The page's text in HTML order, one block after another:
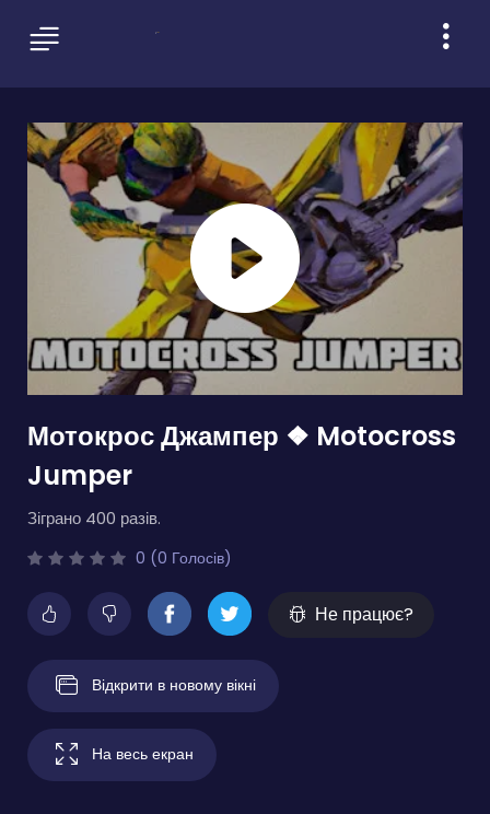
Мотокрос Джампер ❖ Motocross
Jumper
Зіграно 400 разів.
0 (0 Голосів)
Не працює?
Відкрити в новому вікні
На весь екран